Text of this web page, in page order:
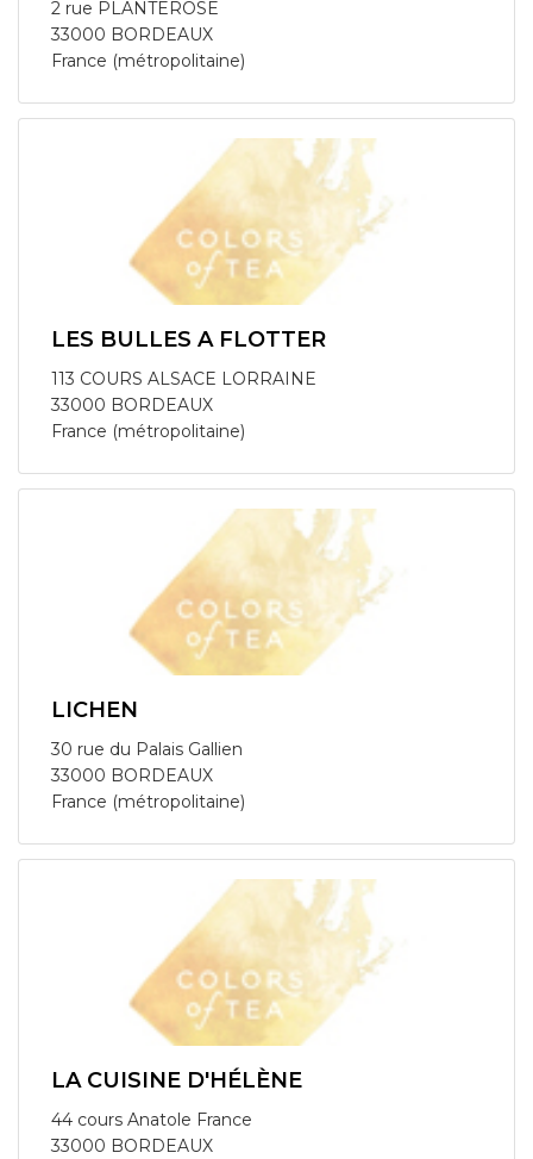
2 rue PLANTEROSE
33000 BORDEAUX
France (métropolitaine)
LES BULLES A FLOTTER
113 COURS ALSACE LORRAINE
33000 BORDEAUX
France (métropolitaine)
LICHEN
30 rue du Palais Gallien
33000 BORDEAUX
France (métropolitaine)
LA CUISINE D'HÉLÈNE
44 cours Anatole France
33000 BORDEAUX